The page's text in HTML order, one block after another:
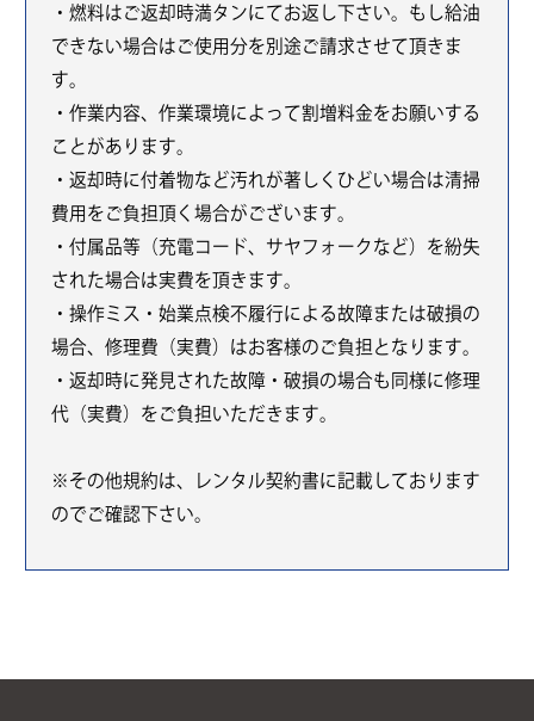
・燃料はご返却時満タンにてお返し下さい。もし給油
できない場合はご使用分を別途ご請求させて頂きま
す。
・作業内容、作業環境によって割増料金をお願いする
ことがあります。
・返却時に付着物など汚れが著しくひどい場合は清掃
費用をご負担頂く場合がございます。
・付属品等（充電コード、サヤフォークなど）を紛失
された場合は実費を頂きます。
・操作ミス・始業点検不履行による故障または破損の
場合、修理費（実費）はお客様のご負担となります。
・返却時に発見された故障・破損の場合も同様に修理
代（実費）をご負担いただきます。
※その他規約は、レンタル契約書に記載しております
のでご確認下さい。